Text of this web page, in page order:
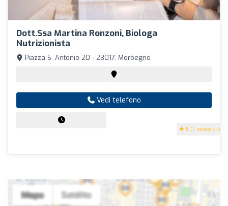
Dott.ssa Martina Ronzoni, Biologa
Nutrizionista
5 (7 recensioni)
Piazza S. Antonio 20 - 23017, Morbegno
Vedi telefono